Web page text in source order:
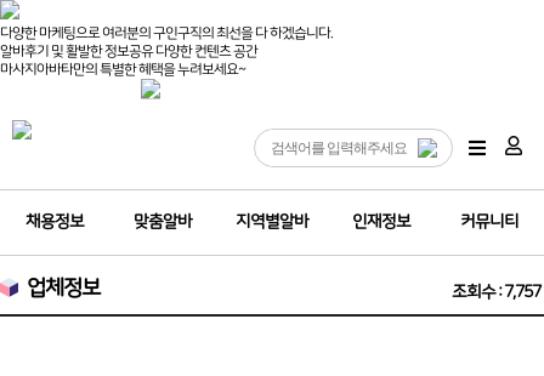
다양한 마케팅으로 여러분의 구인구직의 최선을 다 하겠습니다.
알바후기 및 활발한 정보공유 다양한 컨텐츠 공간
마사지아바타만의 특별한 혜택을 누려보세요~
채용정보 맞춤알바 지역별알바 인재정보 커뮤니티
업체정보 조회수 : 7,757